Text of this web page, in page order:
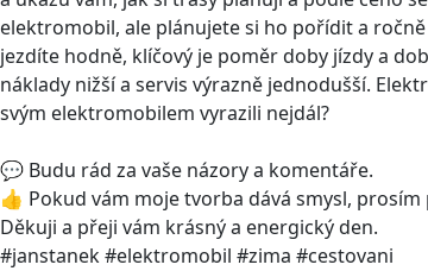
elektromobil, ale plánujete si ho pořídit a
jezdíte hodně, klíčový je poměr doby jízdy a
náklady nižší a servis výrazně jednodušší.
svým elektromobilem vyrazili nejdál?
💬 Budu rád za vaše názory a komentáře.
👍 Pokud vám moje tvorba dává smysl,
Děkuji a přeji vám krásný a energický den.
#janstanek #elektromobil #zima #cestovani